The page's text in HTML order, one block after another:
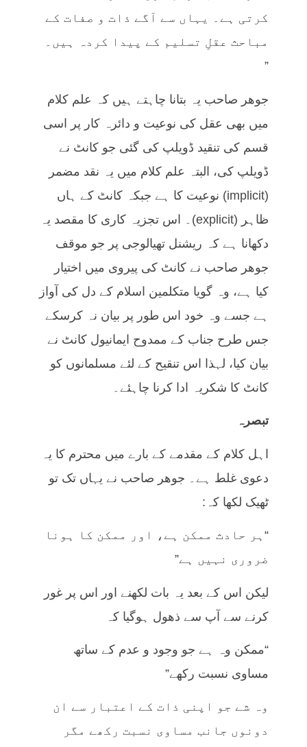
کرتی ہے۔ یہاں سے آگے ذات و صفات کے
مباحث عقلِ تسلیم کے پیدا کردہ ہیں۔
”
جوھر صاحب یہ بتانا چاہتے ہیں کہ علم کلام
میں بھی عقل کی نوعیت و دائرہ کار پر اسی
قسم کی تنقید ڈویلپ کی گئی جو کانٹ نے
ڈویلپ کی، البتہ علم کلام میں یہ نقد مضمر
(implicit) نوعیت کا ہے جبکہ کانٹ کے ہاں
ظاہر (explicit)۔ اس تجزیہ کاری کا مقصد یہ
دکھانا ہے کہ ریشنل تھیالوجی پر جو موقف
جوھر صاحب نے کانٹ کی پیروی میں اختیار
کیا ہے، وہ گویا متکلمین اسلام کے دل کی آواز
ہے جسے وہ خود اس طور پر بیان نہ کرسکے
جس طرح جناب کے ممدوح ایمانیول کانٹ نے
بیان کیا، لہذا اس تنقیح کے لئے مسلمانوں کو
کانٹ کا شکریہ ادا کرنا چاہئے۔
تبصرہ
اہل کلام کے مقدمے کے بارے میں محترم کا یہ
دعوی غلط ہے۔ جوھر صاحب نے یہاں تک تو
ٹھیک لکھا کہ:
“ہر حادث ممکن ہے، اور ممکن کا ہونا
ضروری نہیں ہے”
لیکن اس کے بعد یہ بات لکھنے اور اس پر غور
کرنے سے آپ سے ذھول ہوگیا کہ
“ممکن وہ ہے جو وجود و عدم کے ساتھ
مساوی نسبت رکھے”
وہ شے جو اپنی ذات کے اعتبار سے ان
دونوں جانب مساوی نسبت رکھے مگر